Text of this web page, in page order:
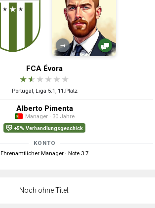
→
FCA Évora
★★ ★ ★ ★ ★
Portugal, Liga 5.1, 11.Platz
Alberto Pimenta
Manager · 30 Jahre
+5% Verhandlungsgeschick
KONTO
Ehrenamtlicher Manager · Note 3.7
Noch ohne Titel.